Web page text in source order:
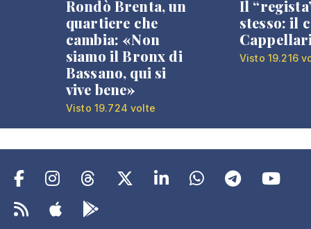
Rondò Brenta, un
quartiere che
cambia: «Non
siamo il Bronx di
Bassano, qui si
vive bene»
Visto 19.724 volte
Il
stesso: il
Visto 19.216